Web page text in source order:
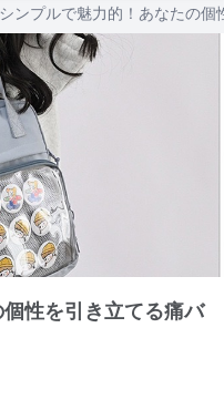
シンプルで魅力的！あなたの
性を引き立てる痛バ